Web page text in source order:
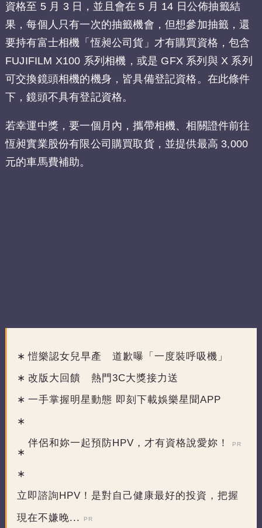
資格至 5 月 3 日，並且會在 5 月 14 日公佈抽籤結
果，每個人只有一次的抽籤機會，但想參加抽籤，還
要持有富士相機「恆昶公司貨」才有購買資格，包含
FUJIFILM X100 系列相機，或是 GFX 系列與 X 系列
可交換鏡頭相機的機身，皆具備登記資格。在此條件
下，鏡頭不具有登記資格。
若幸運中獎，要一個月內，攜帶相機、相關證件前往
恆昶實業股份有限公司購買取貨，並提供最高 3,000
元的車馬費補助。
愷樂認女兒早產 道歉曝「一度裝呼吸機」
改版大回饋 熱門3C大獎接力送
一手掌握明星動態 即刻下載娛樂星聞APP
伴侶和妳一起預防HPV，才有資格說愛妳！ PR
立即諮詢HPV！是對自己健康最好的投資，把握
現在不嫌晚...
PR